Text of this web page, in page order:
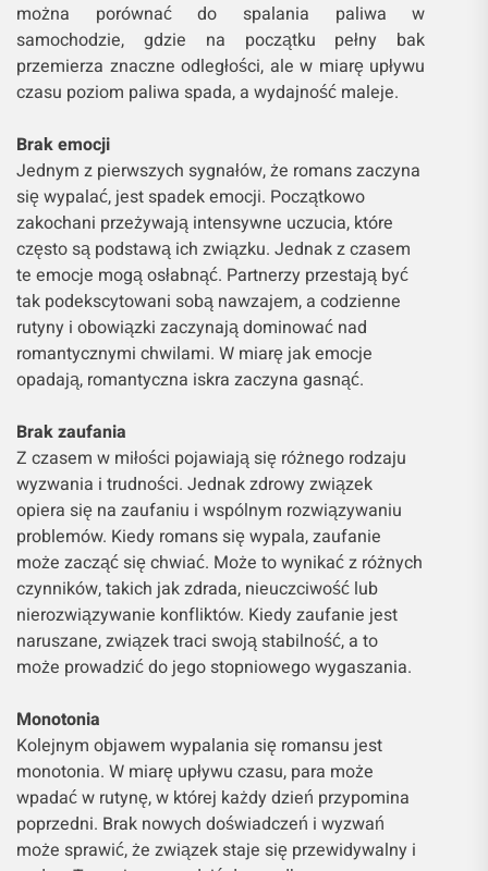
można porównać do spalania paliwa w
samochodzie, gdzie na początku pełny bak
przemierza znaczne odległości, ale w miarę upływu
czasu poziom paliwa spada, a wydajność maleje.
Brak emocji
Jednym z pierwszych sygnałów, że romans zaczyna
się wypalać, jest spadek emocji. Początkowo
zakochani przeżywają intensywne uczucia, które
często są podstawą ich związku. Jednak z czasem
te emocje mogą osłabnąć. Partnerzy przestają być
tak podekscytowani sobą nawzajem, a codzienne
rutyny i obowiązki zaczynają dominować nad
romantycznymi chwilami. W miarę jak emocje
opadają, romantyczna iskra zaczyna gasnąć.
Brak zaufania
Z czasem w miłości pojawiają się różnego rodzaju
wyzwania i trudności. Jednak zdrowy związek
opiera się na zaufaniu i wspólnym rozwiązywaniu
problemów. Kiedy romans się wypala, zaufanie
może zacząć się chwiać. Może to wynikać z różnych
czynników, takich jak zdrada, nieuczciwość lub
nierozwiązywanie konfliktów. Kiedy zaufanie jest
naruszane, związek traci swoją stabilność, a to
może prowadzić do jego stopniowego wygaszania.
Monotonia
Kolejnym objawem wypalania się romansu jest
monotonia. W miarę upływu czasu, para może
wpadać w rutynę, w której każdy dzień przypomina
poprzedni. Brak nowych doświadczeń i wyzwań
może sprawić, że związek staje się przewidywalny i